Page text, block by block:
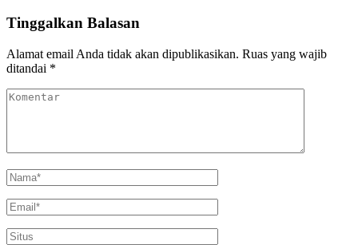
Tinggalkan Balasan
Alamat email Anda tidak akan dipublikasikan. Ruas yang wajib
ditandai *